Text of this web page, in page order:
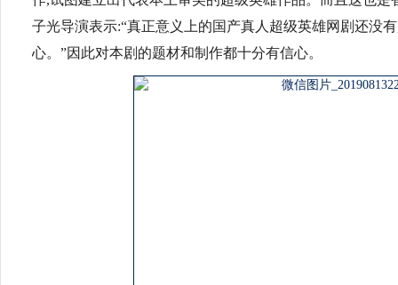
子光导演表示:“真正意义上的国产真人超级英雄网剧还没
心。”因此对本剧的题材和制作都十分有信心。